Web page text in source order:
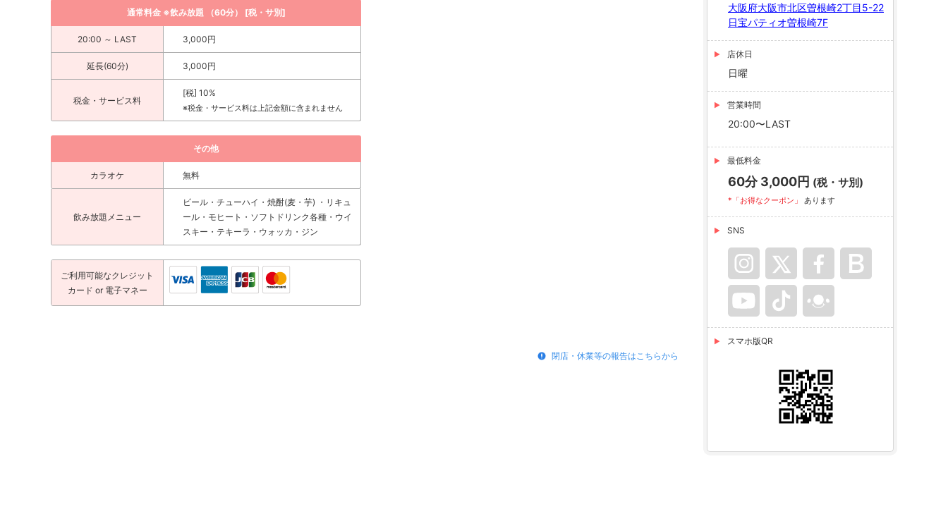
通常料金 ※飲み放題 （60分） [税・サ別]
20:00 ～ LAST 3,000円
延長(60分) 3,000円
税金・サービス料
[税] 10%
※税金・サービス料は上記金額に含まれません
その他
カラオケ 無料
飲み放題メニュー
ビール・チューハイ・焼酎(麦・芋) ・リキュ
ール・モヒート・ソフトドリンク各種・ウイ
スキー・テキーラ・ウォッカ・ジン
ご利用可能なクレジット
カード or 電子マネー
閉店・休業等の報告はこちらから
大阪府大阪市北区曽根崎2丁目5-22
日宝パティオ曽根崎7F
店休日
日曜
営業時間
20:00〜LAST
最低料金
60分 3,000円 (税・サ別)
*「お得なクーポン」 あります
SNS
スマホ版QR